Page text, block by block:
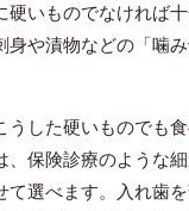
硬いものでなければ
や漬物などの「噛
した硬いものでも
、保険診療のような
選べます。入れ歯